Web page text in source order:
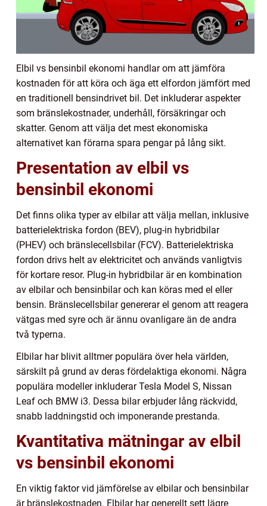
Elbil vs bensinbil ekonomi handlar om att jämföra
kostnaden för att köra och äga ett elfordon jämfört med
en traditionell bensindrivet bil. Det inkluderar aspekter
som bränslekostnader, underhåll, försäkringar och
skatter. Genom att välja det mest ekonomiska
alternativet kan förarna spara pengar på lång sikt.
Presentation av elbil vs
bensinbil ekonomi
Det finns olika typer av elbilar att välja mellan, inklusive
batterielektriska fordon (BEV), plug-in hybridbilar
(PHEV) och bränslecellsbilar (FCV). Batterielektriska
fordon drivs helt av elektricitet och används vanligtvis
för kortare resor. Plug-in hybridbilar är en kombination
av elbilar och bensinbilar och kan köras med el eller
bensin. Bränslecellsbilar genererar el genom att reagera
vätgas med syre och är ännu ovanligare än de andra
två typerna.
Elbilar har blivit alltmer populära över hela världen,
särskilt på grund av deras fördelaktiga ekonomi. Några
populära modeller inkluderar Tesla Model S, Nissan
Leaf och BMW i3. Dessa bilar erbjuder lång räckvidd,
snabb laddningstid och imponerande prestanda.
Kvantitativa mätningar av elbil
vs bensinbil ekonomi
En viktig faktor vid jämförelse av elbilar och bensinbilar
är bränslekostnaden. Elbilar har generellt sett lägre